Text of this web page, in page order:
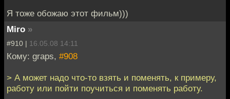
Я тоже обожаю этот фильм)))
Miro »
#910 | 16.05.08 14:11
Кому: graps, #908
> А может надо что-то взять и поменять, к примеру,
работу или пойти поучиться и поменять работу.